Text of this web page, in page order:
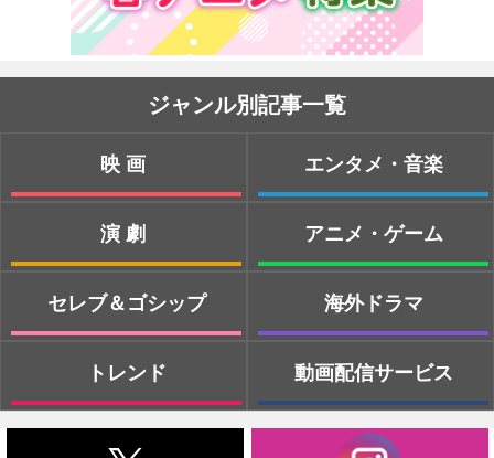
ジャンル別記事一覧
映画
演劇
セレブ＆ゴシップ
トレンド
エンタメ・音楽
アニメ・ゲーム
海外ドラマ
動画配信サービス